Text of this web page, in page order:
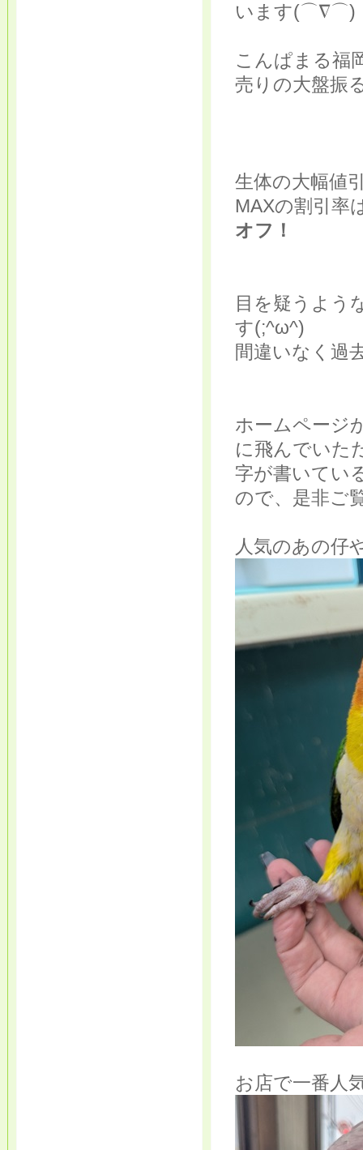
います(⌒∇⌒)
こんぱまる福
売りの大盤振
生体の大幅値
MAXの割引率
オフ！
目を疑うよう
す(;^ω^)
間違いなく過
ホームページ
に飛んでいた
字が書いてい
ので、是非ご
人気のあの仔
お店で一番人